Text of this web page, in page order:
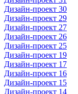
Дизайн-проект 30
Дизайн-проект 29
Дизайн-проект 27
Дизайн-проект 26
Дизайн-проект 25
Дизайн-проект 19
Дизайн-проект 17
Дизайн-проект 16
Дизайн-проект 15
Дизайн-проект 14